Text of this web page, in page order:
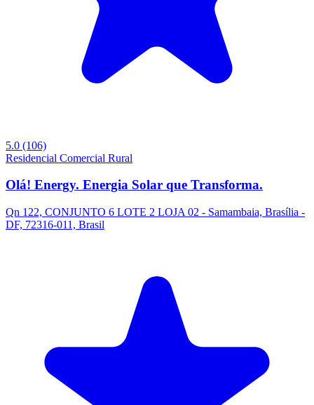
5.0 (106)
Residencial Comercial Rural
Olá! Energy. Energia Solar que Transforma.
Qn 122, CONJUNTO 6 LOTE 2 LOJA 02 - Samambaia, Brasília -
DF, 72316-011, Brasil